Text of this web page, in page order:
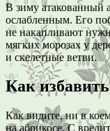
В зиму атакованный
ослабленным. Его
не накапливают
мягких морозах у
и скелетные ветви.
Как
Как видите, ни в
на абрикосе. С